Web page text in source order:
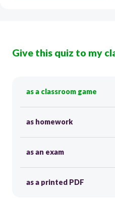
Give this quiz to my
as a classroom game
as homework
as an exam
as a printed PDF